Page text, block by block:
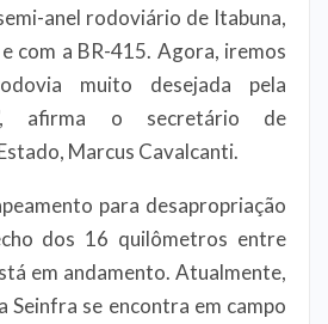
anel rodoviário de Itabuna,
com a BR-415. Agora, iremos
muito desejada pela
afirma o secretário de
Marcus Cavalcanti.
para desapropriação
dos 16 quilômetros entre
em andamento. Atualmente,
Seinfra se encontra em campo